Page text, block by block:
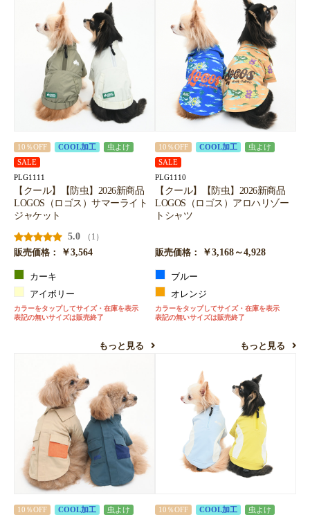
10％OFF COOL加工
虫よけ
SALE
PLG1111
【クール】【防虫】2026新商品
LOGOS（ロゴス）サマーライト
ジャケット
5.0
（1）
販売価格：
￥3,564
カーキ
アイボリー
カラーをタップしてサイズ・在庫を表示
表記の無いサイズは販売終了
もっと見る
10％OFF COOL加工
虫よけ
SALE
PLG1110
【クール】【防虫】2026新商品
LOGOS（ロゴス）アロハリゾー
トシャツ
販売価格： ￥3,168～4,928
ブルー
オレンジ
カラーをタップしてサイズ・在庫を表示
表記の無いサイズは販売終了
もっと見る
10％OFF COOL加工 虫よけ 10％OFF COOL加工 虫よけ